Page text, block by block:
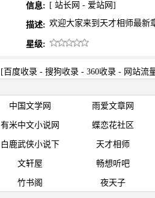
信息: [ 站长网 - 爱站网 ]
描述: 欢迎大家来到天才相师最新
星级:
[ 百度收录 - 搜狗收录 - 360收录 - 网站流
中国文学网 雨爱文章网
有米中文小说网 蝶恋花社区
白鹿武侠小说下 天才相师
文轩屋 畅想听吧
竹书阁
夜天子